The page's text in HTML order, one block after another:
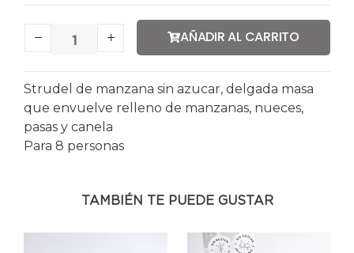
AÑADIR AL CARRITO
Strudel de manzana sin azucar, delgada masa
que envuelve relleno de manzanas, nueces,
pasas y canela
Para 8 personas
TAMBIÉN TE PUEDE GUSTAR